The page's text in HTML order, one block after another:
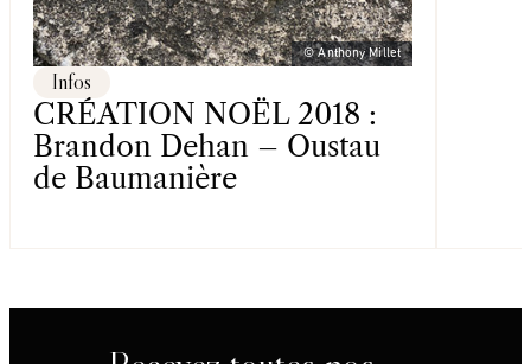
© Anthony Millet
Infos
CRÉATION NOËL 2018 :
Brandon Dehan – Oustau
de Baumanière